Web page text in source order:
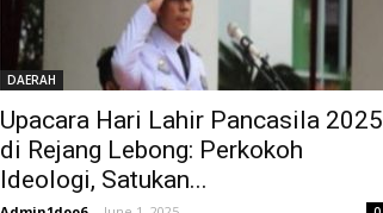
DAERAH
Upacara Hari Lahir Pancasila 2025
di Rejang Lebong: Perkokoh
Ideologi, Satukan...